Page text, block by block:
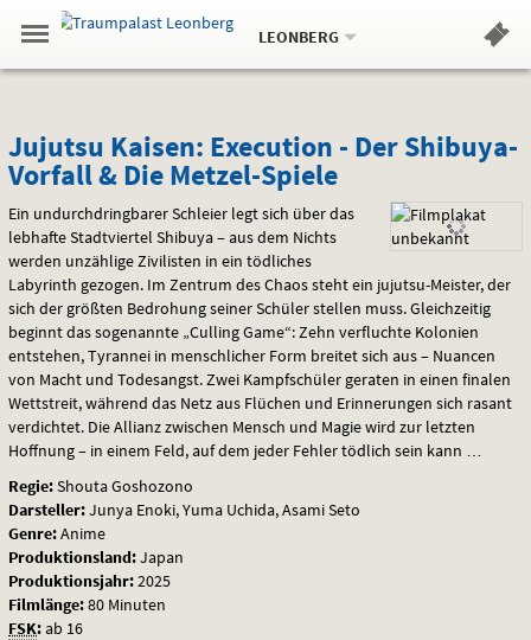
Springe
zum
,zum
.
Navigation
Gehe
zur
Standortauswahl
Standort:
LEONBERG.
Hinweis
Jujutsu
Kaisen:
Execution
-
Der
Shibuya-
Vorfall
&
Die
Metzel-
Spiele
Jujutsu Kaisen: Execution - Der Shibuya-
Vorfall & Die Metzel-Spiele
Ein undurchdringbarer Schleier legt sich über das
lebhafte Stadtviertel Shibuya – aus dem Nichts
werden unzählige Zivilisten in ein tödliches
Labyrinth gezogen. Im Zentrum des Chaos steht ein jujutsu-Meister, der
sich der größten Bedrohung seiner Schüler stellen muss. Gleichzeitig
beginnt das sogenannte „Culling Game“: Zehn verfluchte Kolonien
entstehen, Tyrannei in menschlicher Form breitet sich aus – Nuancen
von Macht und Todesangst. Zwei Kampfschüler geraten in einen finalen
Wettstreit, während das Netz aus Flüchen und Erinnerungen sich rasant
verdichtet. Die Allianz zwischen Mensch und Magie wird zur letzten
Hoffnung – in einem Feld, auf dem jeder Fehler tödlich sein kann …
Regie:Shouta Goshozono
Darsteller:Junya Enoki, Yuma Uchida, Asami Seto
Genre:Anime
Produktionsland:Japan
Produktionsjahr:2025
Filmlänge:80 Minuten
FSK:ab 16